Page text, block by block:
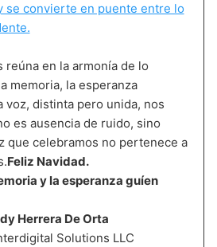
se convierte en puente entre lo
reúna en la armonía de lo
memoria, la esperanza
voz, distinta pero unida, nos
es ausencia de ruido, sino
que celebramos no pertenece a
Feliz Navidad.
y la esperanza guíen
Herrera De Orta
Solutions LLC